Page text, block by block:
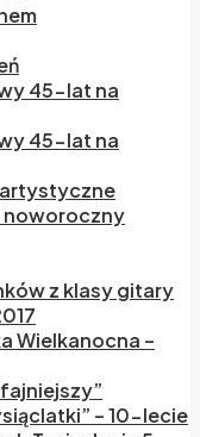
45-lat na
45-lat na
noworoczny
z klasy gitary
Wielkanocna –
– 10-lecie